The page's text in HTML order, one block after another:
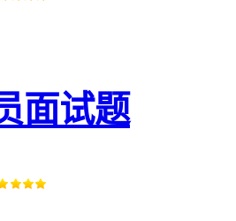
面试题